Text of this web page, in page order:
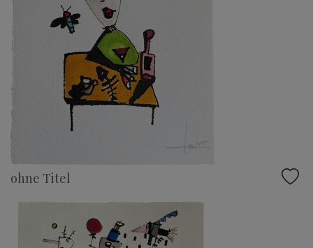
ohne Titel